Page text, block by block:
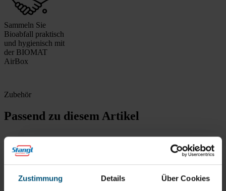
Zustimmung Details Über Cookies
Sammeln Sie
Bioabfall praktisch
und hygienisch mit
der BIOMAT
AirBox
Zubehör
Passend zu diesem Artikel
Biomat AirBox
optimale Luftzirkulation